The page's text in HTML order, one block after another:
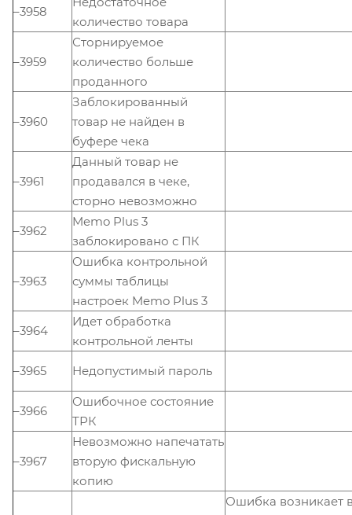
–3958
количество товара
–3959
Сторнируемое
количество больше
проданного
–3960
Заблокированный
товар не найден в
буфере чека
–3961
Данный товар не
продавался в чеке,
сторно невозможно
–3962
Memo Plus 3
заблокировано с ПК
–3963
Ошибка контрольной
суммы таблицы
настроек Memo Plus 3
–3964
Идет обработка
контрольной ленты
–3965
Недопустимый пароль
–3966
Ошибочное состояние
ТРК
–3967
Невозможно напечатать
вторую фискальную
копию
Ошибка возникает